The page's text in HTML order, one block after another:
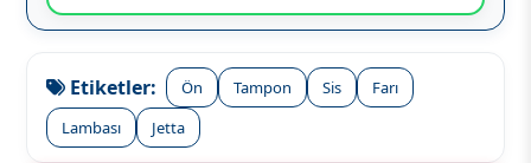
Etiketler: Ön Tampon Sis
Farı
Lambası
Jetta